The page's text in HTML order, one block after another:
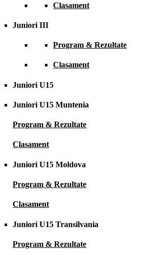
Clasament
Juniori III
Program & Rezultate
Clasament
Juniori U15
Juniori U15 Muntenia
Program & Rezultate
Clasament
Juniori U15 Moldova
Program & Rezultate
Clasament
Juniori U15 Transilvania
Program & Rezultate